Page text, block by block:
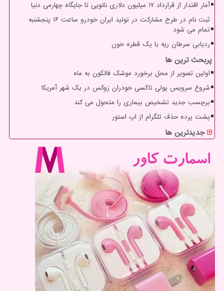
آمار اقتدار از قرارداد ۱۷ میلیون دلاری نانویی تا جایگاه چهارمی دنیا
ثبت نام در طرح مشارکت در تولید ایران خودرو ساعت ۱۶ پنجشنبه
تمام می شود
ردیابی سرطان ریه با یک قطره خون
پربحث ترین ها
اولین تصویر از محل برخورد موشک فالکون به ماه
شروع سرویس پولی تاکسی خودران زوکس در یک شهر آمریکا
برچسب جدید تشخیص بیماری را متحول می کند
پشت پرده حذف تلگرام از اپ استور
جدیدترین ها